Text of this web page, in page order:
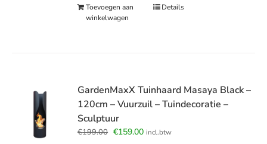
Toevoegen aan
winkelwagen
Details
GardenMaxX Tuinhaard Masaya Black –
120cm – Vuurzuil – Tuindecoratie –
Sculptuur
€199.00 Oorspronkelijke
€159.00Huidige
incl.btw